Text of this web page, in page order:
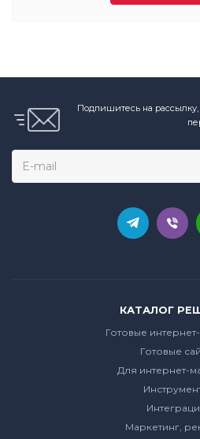
Подпишитесь на
КАТАЛОГ
Готовые
Готовые
Для интернет-
Маркетинг,